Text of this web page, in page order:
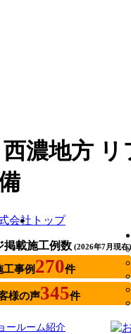
濃地方 リ
掲載施工例数(2026年7月現在)
工事例270件
様の声345件
トップ
ールーム紹介